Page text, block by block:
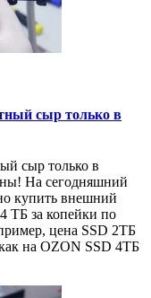
сыр только в
сыр только в
На сегодняшний
купить внешний
ТБ за копейки по
цена SSD 2ТБ
на OZON SSD 4ТБ